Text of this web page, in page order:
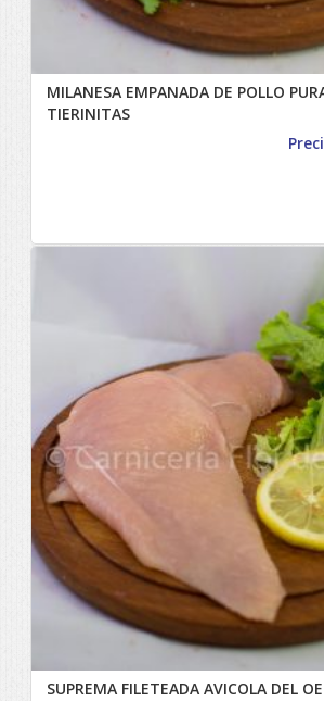
MILANESA EMPANADA DE POLLO
TIERINITAS
SUPREMA FILETEADA AVICOLA DEL